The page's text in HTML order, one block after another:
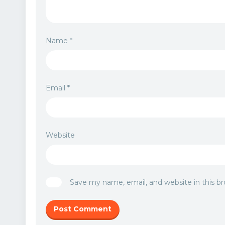
Name *
Email *
Website
Save my name, email, and website in this